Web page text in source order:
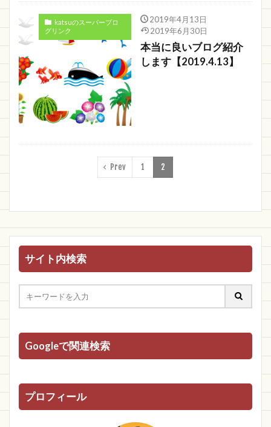
katsuのスーパーブロ
グリンク
2019年4月13日
2019年6月30日
本当に良いブログ紹介
します【2019.4.13】
Prev 1 2
サイト内検索
Googleで関連検索
プロフィール